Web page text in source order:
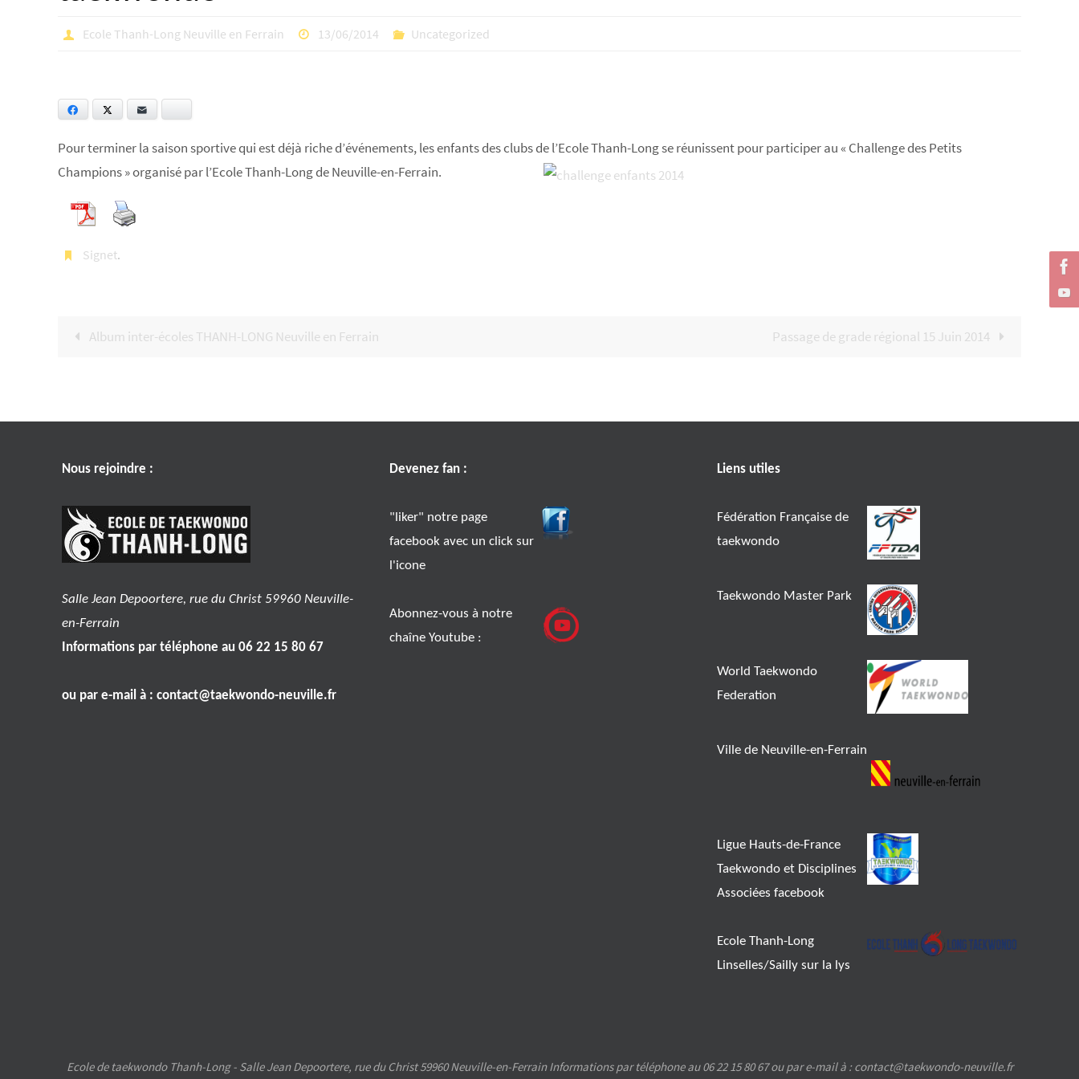
Ecole Thanh-Long Neuville en Ferrain 13/06/2014 Uncategorized
Facebook Twitter
Pour terminer la saison sportive qui est déjà riche d’événements, les enfants des clubs de l’Ecole Thanh-Long se réunissent pour participer au « Challenge des Petits
Champions » organisé par l’Ecole Thanh-Long de Neuville-en-Ferrain.
Signet.
Album inter-écoles THANH-LONG Neuville en Ferrain Passage de grade régional 15 Juin 2014
Nous rejoindre :
Salle Jean Depoortere, rue du Christ 59960 Neuville-
en-Ferrain
Informations par téléphone au 06 22 15 80 67
ou par e-mail à : contact@taekwondo-neuville.fr
Devenez fan :
"liker" notre page
facebook avec un click sur
l'icone
Abonnez-vous à notre
chaîne Youtube :
Liens utiles
Fédération Française de
taekwondo
Taekwondo Master Park
World Taekwondo
Federation
Ville de Neuville-en-Ferrain
Ligue Hauts-de-France
Taekwondo et Disciplines
Associées facebook
Ecole Thanh-Long
Linselles/Sailly sur la lys
Ecole de taekwondo Thanh-Long - Salle Jean Depoortere, rue du Christ 59960 Neuville-en-Ferrain Informations par téléphone au 06 22 15 80 67 ou par e-mail à : contact@taekwondo-neuville.fr